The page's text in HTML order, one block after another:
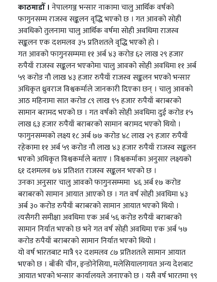
काठमाडौँ । नेपालगञ्ज भन्सार नाकामा चालु आर्थिक वर्षको
फागुनसम्म राजस्व सङ्कलन वृद्धि भएको छ । गत आवको सोही
अवधिको तुलनामा चालु आर्थिक वर्षमा सोही अवधिमा राजस्व
सङ्कलन एक दशमलव ३५ प्रतिशतले वृद्धि भएको हो ।
गत आवको फागुनसम्ममा ११ अर्ब ४३ करोड ६२ लाख २९ हजार
रुपैयाँ राजस्व सङ्कलन भएकोमा चालु आवको सोही अवधिमा ११ अर्ब
५९ करोड नौ लाख ४३ हजार रुपैयाँ राजस्व सङ्कलन भएको भन्सार
अधिकृत ध्रुवराज विश्वकर्माले जानकारी दिएका छन् । चालु आवको
आठ महिनामा सात करोड ८९ लाख ९५ हजार रुपैयाँ बराबरको
सामान बरामद भएको छ । गत वर्षको सोही अवधिमा दुई करोड १५
लाख ६३ हजार रुपैयाँ बराबरको सामान बरामद भएको थियो ।
फागुनसम्मको लक्ष्य १८ अर्ब ७७ करोड ४८ लाख २९ हजार रुपैयाँ
रहेकामा ११ अर्ब ५९ करोड नौ लाख ४३ हजार रुपैयाँ राजस्व सङ्कलन
भएको अधिकृत विश्वकर्माले बताए । विश्वकर्माका अनुसार लक्ष्यको
६१ दशमलव ७४ प्रतिशत राजस्व सङ्कलन भएको छ ।
उनका अनुसार चालु आवको फागुनसम्ममा ४६ अर्ब १७ करोड
बराबरको सामान आयात आएको छ । गत वर्ष सोही अवधिमा ४३
अर्ब ३० करोड रुपैयाँ बराबरको सामान आयात भएको थियो ।
त्यसैगरी समीक्षा अवधिमा एक अर्ब ५६ करोड रुपैयाँ बराबरको
सामान निर्यात भएको छ भने गत वर्ष सोही अवधिमा एक अर्ब ५७
करोड रुपैयाँ बराबरको सामान निर्यात भएको थियो ।
यो वर्ष भारतबाट मात्रै ९२ दशमलव ८७ प्रतिशतले सामान आयात
भएको छ । बाँकी चीन, इन्डोनेसिया, मलेसियालगायत अन्य देशबाट
आयात भएको भन्सार कार्यालयले जनाएको छ । यसै वर्ष भारतमा ९९